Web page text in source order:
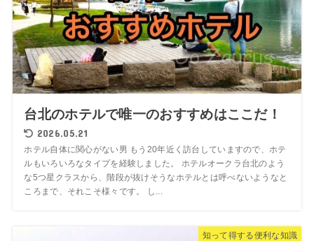
台北のホテルで唯一のおすすめはここだ！
2026.05.21
ホテル自体に関心がない男 もう20年近く訪台していますので、ホテ
ルもいろいろなタイプを経験しました。 ホテルオークラ台北のよう
な5つ星クラスから、階段が抜けそうなホテルとは呼べないようなと
ころまで、それこそ様々です。 し...
知って得する便利な知識